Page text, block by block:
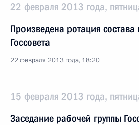
22 февраля 2013 года,
Произведена ротация состава
Госсовета
22 февраля 2013 года, 18:20
15 февраля 2013 года,
Заседание рабочей группы